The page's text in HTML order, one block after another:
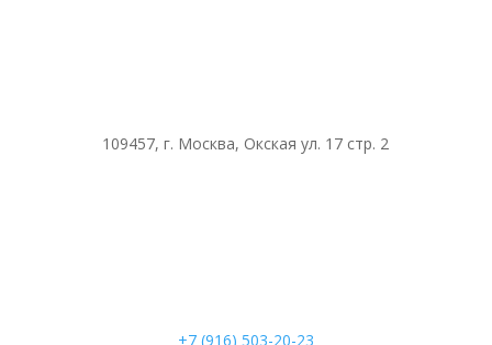
109457, г. Москва, Окская ул. 17 стр. 2
+7 (916) 503-20-23